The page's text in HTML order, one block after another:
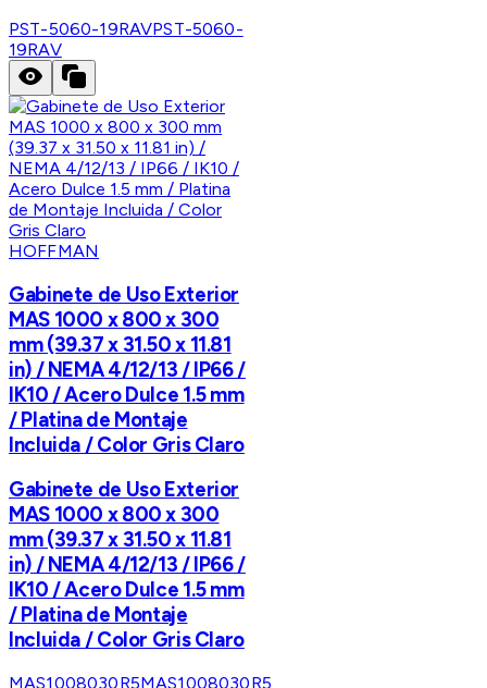
PST-5060-19RAVPST-5060-
19RAV
HOFFMAN
Gabinete de Uso Exterior
MAS 1000 x 800 x 300
mm (39.37 x 31.50 x 11.81
in) / NEMA 4/12/13 / IP66 /
IK10 / Acero Dulce 1.5 mm
/ Platina de Montaje
Incluida / Color Gris Claro
Gabinete de Uso Exterior
MAS 1000 x 800 x 300
mm (39.37 x 31.50 x 11.81
in) / NEMA 4/12/13 / IP66 /
IK10 / Acero Dulce 1.5 mm
/ Platina de Montaje
Incluida / Color Gris Claro
MAS1008030R5MAS1008030R5